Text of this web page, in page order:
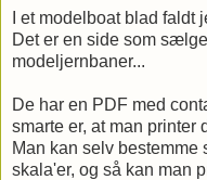
I et modelboat blad faldt
Det er en side som
modeljernbaner...
De har en PDF med
smarte er, at man printer
Man kan selv
skala'er, og så kan man